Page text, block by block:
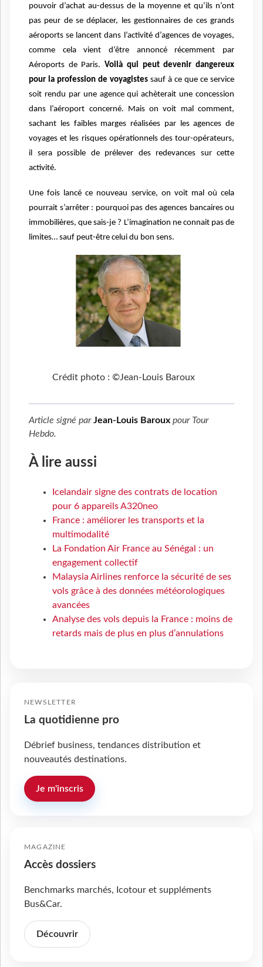
pouvoir d’achat au-dessus de la moyenne et qu’ils n’ont
pas peur de se déplacer, les gestionnaires de ces grands
aéroports se lancent dans l’activité d’agences de voyages,
comme cela vient d’être annoncé récemment par
Aéroports de Paris.Voilà qui peut devenir dangereux
pour la profession de voyagistes sauf à ce que ce service
soit rendu par une agence qui achèterait une concession
dans l’aéroport concerné. Mais on voit mal comment,
sachant les faibles marges réalisées par les agences de
voyages et les risques opérationnels des tour-opérateurs,
il sera possible de prélever des redevances sur cette
activité.
Une fois lancé ce nouveau service, on voit mal où cela
pourrait s’arrêter : pourquoi pas des agences bancaires ou
immobilières, que sais-je ? L’imagination ne connait pas de
limites… sauf peut-être celui du bon sens.
Crédit photo : ©Jean-Louis Baroux
Article signé parJean-Louis Baroux pour Tour
Hebdo.
À lire aussi
Icelandair signe des contrats de location
pour 6 appareils A320neo
France : améliorer les transports et la
multimodalité
La Fondation Air France au Sénégal : un
engagement collectif
Malaysia Airlines renforce la sécurité de ses
vols grâce à des données météorologiques
avancées
Analyse des vols depuis la France : moins de
retards mais de plus en plus d’annulations
NEWSLETTER
La quotidienne pro
Débrief business, tendances distribution et
nouveautés destinations.
Je m'inscris
MAGAZINE
Accès dossiers
Benchmarks marchés, Icotour et suppléments
Bus&Car.
Découvrir